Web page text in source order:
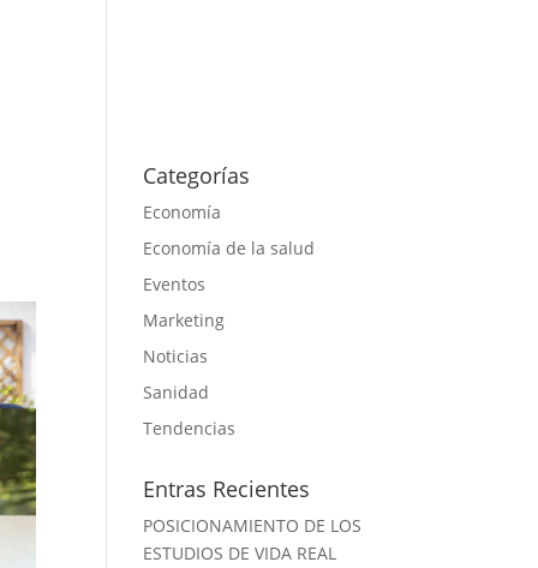
Categorías
Economía
Economía de la salud
Eventos
Marketing
Noticias
Sanidad
Tendencias
Entras Recientes
POSICIONAMIENTO DE LOS
ESTUDIOS DE VIDA REAL